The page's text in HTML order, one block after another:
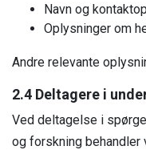
Navn og
Oplysninger om
Andre relevante
2.4 Deltagere i
Ved deltagelse i
og forskning behandler